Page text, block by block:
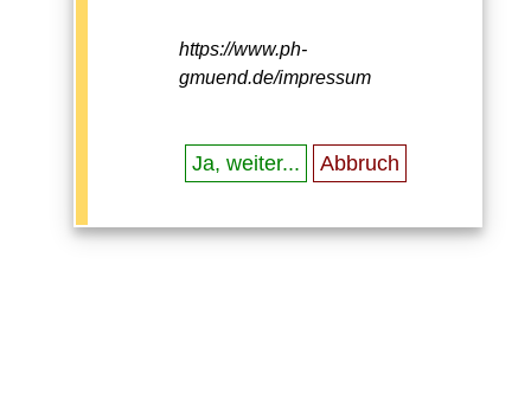
https://www.ph-
gmuend.de/impressum
Ja, weiter... Abbruch